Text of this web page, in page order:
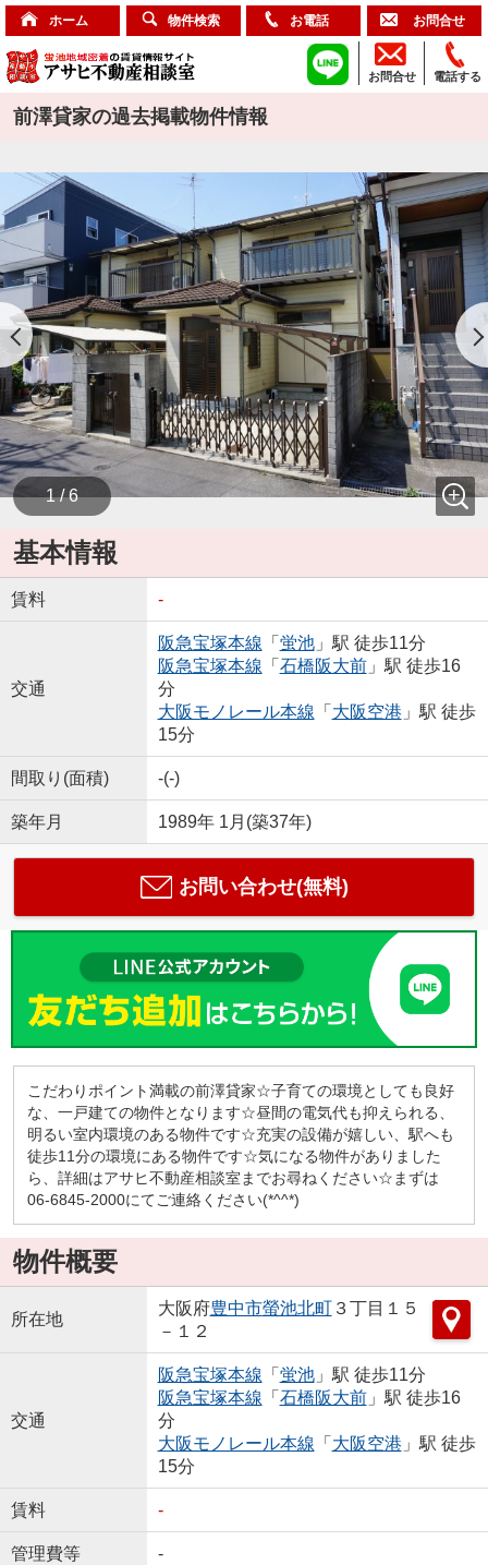
ホーム 物件検索 お電話 お問合せ
電話する
お問合せ
前澤貸家の過去掲載物件情報
1 / 6
基本情報
賃料 -
交通
阪急宝塚本線 「 蛍池」駅 徒歩11分
阪急宝塚本線 「 石橋阪大前」駅 徒歩16
分
大阪モノレール本線 「 大阪空港 」駅 徒歩
15分
間取り(面積) -(-)
築年月 1989年 1月(築37年)
お問い合わせ(無料)
こだわりポイント満載の前澤貸家☆子育ての環境としても良好
な、一戸建ての物件となります☆昼間の電気代も抑えられる、
明るい室内環境のある物件です☆充実の設備が嬉しい、駅へも
徒歩11分の環境にある物件です☆気になる物件がありました
ら、詳細はアサヒ不動産相談室までお尋ねください☆まずは
06-6845-2000にてご連絡ください(*^^*)
物件概要
所在地
大阪府豊中市螢池北町３丁目１５
－１２
交通
阪急宝塚本線 「 蛍池」駅 徒歩11分
阪急宝塚本線 「 石橋阪大前」駅 徒歩16
分
大阪モノレール本線 「 大阪空港 」駅 徒歩
15分
賃料 -
管理費等 -